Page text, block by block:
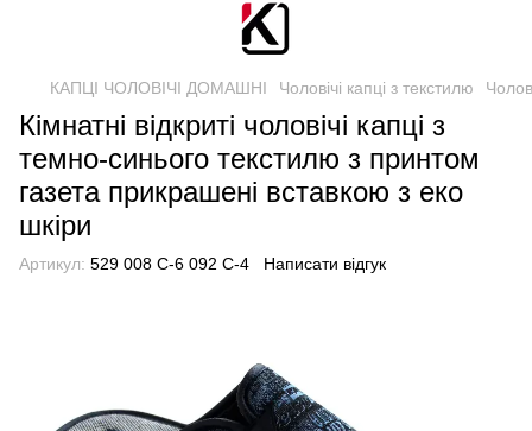
КАПЦІ ЧОЛОВІЧІ ДОМАШНІ Чоловічі капці з текстилю
Кімнатні відкриті чоловічі капці з
темно-синього текстилю з принтом
газета прикрашені вставкою з еко
шкіри
Артикул: 529 008 С-6 092 С-4 Написати відгук